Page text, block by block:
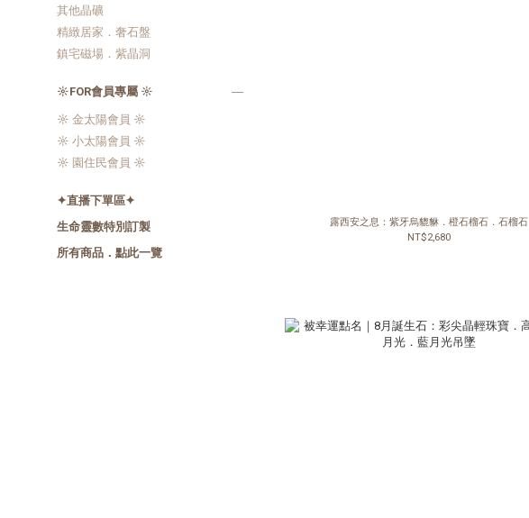
其他晶礦
精緻居家．奢石盤
鎮宅磁場．紫晶洞
☼FOR會員專屬 ☼
☼ 金太陽會員 ☼
☼ 小太陽會員 ☼
☼ 園住民會員 ☼
✦直播下單區✦
生命靈數特別訂製
所有商品．點此一覽
露西安之息：紫牙烏貔貅．橙石榴石．石榴石
NT$2,680